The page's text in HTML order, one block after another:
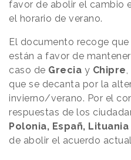
favor de abolir el cambio
el horario de verano.
El documento recoge que
están a favor de
caso de Grecia y Chipre
que se decanta por la
invierno/verano. Por el
respuestas de los
Polonia, Españ, Lituania
de abolir el acuerdo